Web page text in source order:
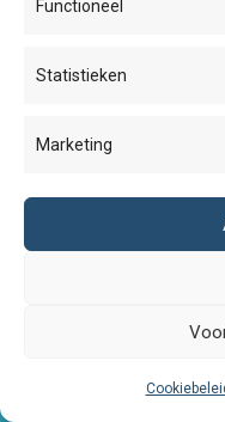
Functioneel
Statistieken
Marketing
Cookiebeleid